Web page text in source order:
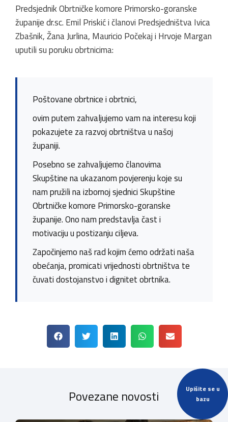
Upišite se u
bazu
Predsjednik Obrtničke komore Primorsko-goranske
županije dr.sc. Emil Priskić i članovi Predsjedništva Ivica
Zbašnik, Žana Jurlina, Mauricio Počekaj i Hrvoje Margan
uputili su poruku obrtnicima:
Poštovane obrtnice i obrtnici,
ovim putem zahvaljujemo vam na interesu koji
pokazujete za razvoj obrtništva u našoj
županiji.
Posebno se zahvaljujemo članovima
Skupštine na ukazanom povjerenju koje su
nam pružili na izbornoj sjednici Skupštine
Obrtničke komore Primorsko-goranske
županije. Ono nam predstavlja čast i
motivaciju u postizanju ciljeva.
Započinjemo naš rad kojim ćemo održati naša
obećanja, promicati vrijednosti obrtništva te
čuvati dostojanstvo i dignitet obrtnika.
Povezane novosti